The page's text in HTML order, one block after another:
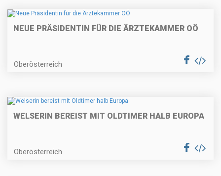
NEUE PRÄSIDENTIN FÜR DIE ÄRZTEKAMMER OÖ
Oberösterreich
WELSERIN BEREIST MIT OLDTIMER HALB EUROPA
Oberösterreich